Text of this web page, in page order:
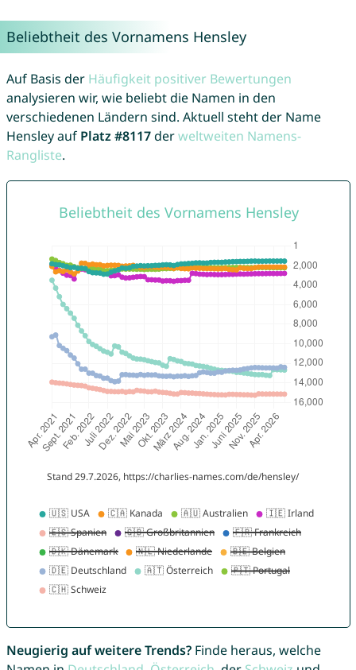
Beliebtheit des Vornamens Hensley
Auf Basis der Häufigkeit positiver Bewertungen
analysieren wir, wie beliebt die Namen in den
verschiedenen Ländern sind. Aktuell steht der Name
Hensley auf Platz #8117derweltweiten Namens-
Rangliste.
Neugierig auf weitere Trends?Finde heraus, welche